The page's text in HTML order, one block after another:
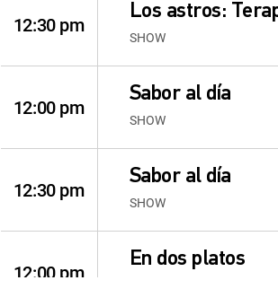
12:30 pm
Los astros:
SHOW
12:00 pm
Sabor al día
SHOW
12:30 pm
Sabor al día
SHOW
12:00 pm
En dos platos